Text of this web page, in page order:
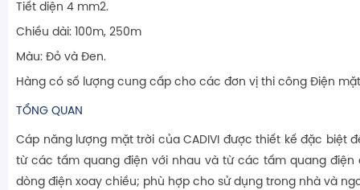
Tiết diện 4 mm2.
Chiều dài: 100m, 250m
Màu: Đỏ và Đen.
Hàng có số lượng cung cấp cho các đơn vị thi công Điện
TỔNG QUAN
Cáp năng lượng mặt trời của CADIVI được thiết kế đặc biệt
từ các tấm quang điện với nhau và từ các tấm quang điện
dòng điện xoay chiều; phù hợp cho sử dụng trong nhà và